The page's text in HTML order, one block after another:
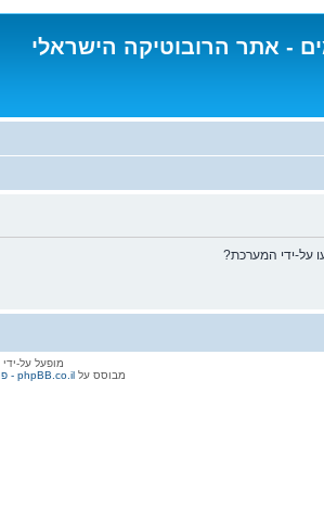
- אתר הרובוטיקה הישראלי
על-ידי המערכת?
מופעל על-ידי
מבוסס עלphpBB.co.il - פורומים בעברית